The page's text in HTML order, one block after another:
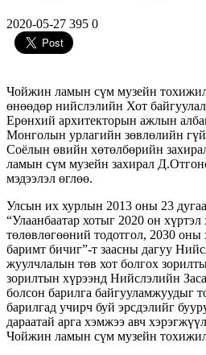
2020-05-27 395 0
Чойжин ламын сүм музейн
өнөөдөр нийслэлийн Хот
Ерөнхий архитекторын ажлын
Монголын урлагийн зөвлөлийн
Соёлын өвийн хөтөлбөрийн
ламын сүм музейн захирал
мэдээлэл өглөө.
Улсын их хурлын 2013 оны 23
“Улаанбаатар хотыг 2020 он
төлөвлөгөөний тодотгол, 2030
баримт бичиг”-т заасны дагуу
жуулчлалын төв хот болгох
зорилтын хүрээнд Нийслэлийн
болсон барилга байгууламжуудыг
барилгад учирч буй эрсдэлийг
дараатай арга хэмжээ авч
Чойжин ламын сүм музейн